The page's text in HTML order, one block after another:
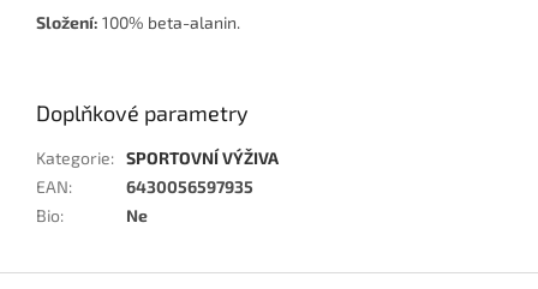
Složení: 100% beta-alanin.
Doplňkové parametry
Kategorie: SPORTOVNÍ VÝŽIVA
EAN:
6430056597935
Bio: Ne